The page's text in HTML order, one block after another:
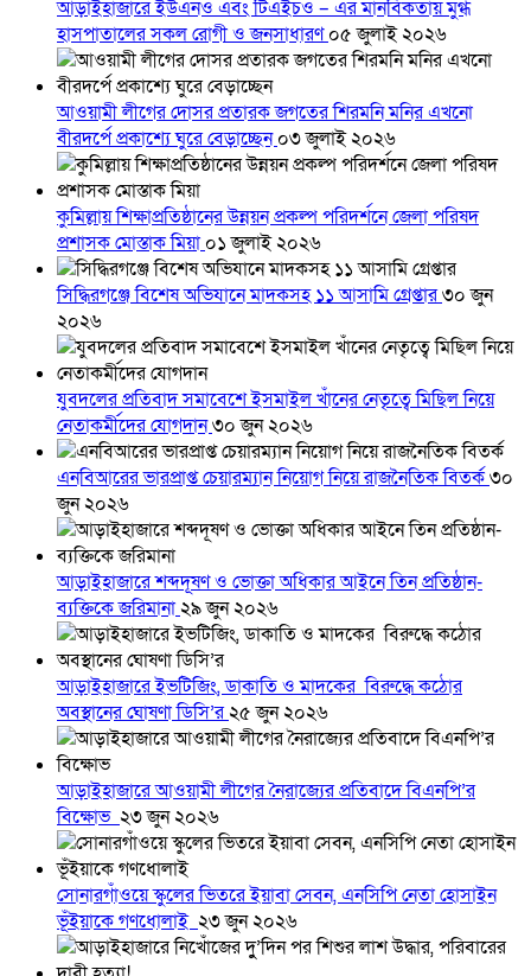
আড়াইহাজারে ইউএনও এবং টিএইচও – এর মানবিকতায় মুগ্ধ
হাসপাতালের সকল রোগী ও জনসাধারণ০৫ জুলাই ২০২৬
আওয়ামী লীগের দোসর প্রতারক জগতের শিরমনি মনির এখনো
বীরদর্পে প্রকাশ্যে ঘুরে বেড়াচ্ছেন০৩ জুলাই ২০২৬
কুমিল্লায় শিক্ষাপ্রতিষ্ঠানের উন্নয়ন প্রকল্প পরিদর্শনে জেলা পরিষদ
প্রশাসক মোস্তাক মিয়া ০১ জুলাই ২০২৬
সিদ্ধিরগঞ্জে বিশেষ অভিযানে মাদকসহ ১১ আসামি গ্রেপ্তার৩০ জুন
২০২৬
যুবদলের প্রতিবাদ সমাবেশে ইসমাইল খাঁনের নেতৃত্বে মিছিল নিয়ে
নেতাকর্মীদের যোগদান৩০ জুন ২০২৬
এনবিআরের ভারপ্রাপ্ত চেয়ারম্যান নিয়োগ নিয়ে রাজনৈতিক বিতর্ক৩০
জুন ২০২৬
আড়াইহাজারে শব্দদূষণ ও ভোক্তা অধিকার আইনে তিন প্রতিষ্ঠান-
ব্যক্তিকে জরিমানা২৯ জুন ২০২৬
আড়াইহাজারে ইভটিজিং, ডাকাতি ও মাদকের বিরুদ্ধে কঠোর
অবস্থানের ঘোষণা ডিসি’র২৫ জুন ২০২৬
আড়াইহাজারে আওয়ামী লীগের নৈরাজ্যের প্রতিবাদে বিএনপি’র
বিক্ষোভ ২৩ জুন ২০২৬
সোনারগাঁওয়ে স্কুলের ভিতরে ইয়াবা সেবন, এনসিপি নেতা হোসাইন
ভূঁইয়াকে গণধোলাই ২৩ জুন ২০২৬